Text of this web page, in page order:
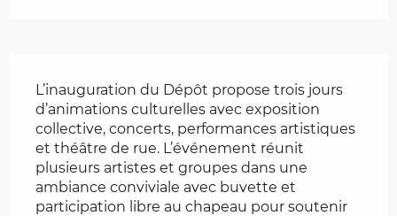
L’inauguration du Dépôt propose trois jours
d’animations culturelles avec exposition
collective, concerts, performances artistiques
et théâtre de rue. L’événement réunit
plusieurs artistes et groupes dans une
ambiance conviviale avec buvette et
participation libre au chapeau pour soutenir